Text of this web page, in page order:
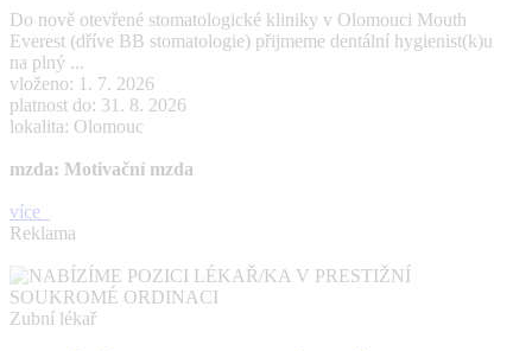
Do nově otevřené stomatologické kliniky v Olomouci Mouth
Everest (dříve BB stomatologie) přijmeme dentální hygienist(k)u
na plný ...
vloženo: 1. 7. 2026
platnost do: 31. 8. 2026
lokalita: Olomouc
mzda: Motivační mzda
více
Reklama
Zubní lékař